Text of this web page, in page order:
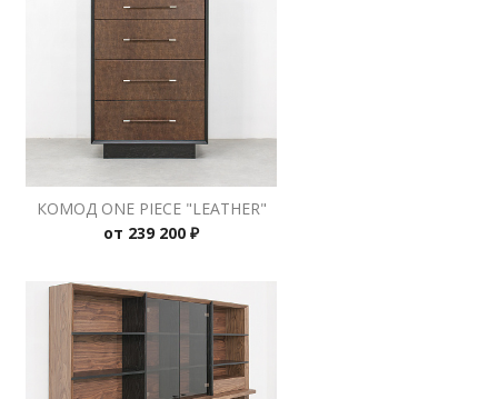
КОМОД ONE PIECE "LEATHER"
от 239 200 ₽